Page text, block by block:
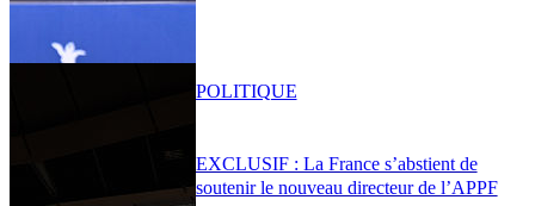
EXCLUSIF : La France s’abstient de
soutenir le nouveau directeur de l’APPF
POLITIQUE